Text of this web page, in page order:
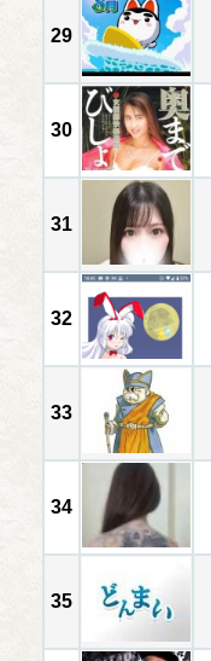
29
30
31
32
33
34
35